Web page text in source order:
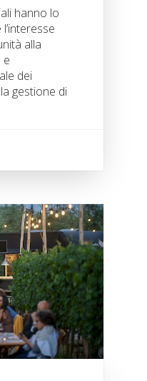
hanno lo
alla
e
dei
gestione di